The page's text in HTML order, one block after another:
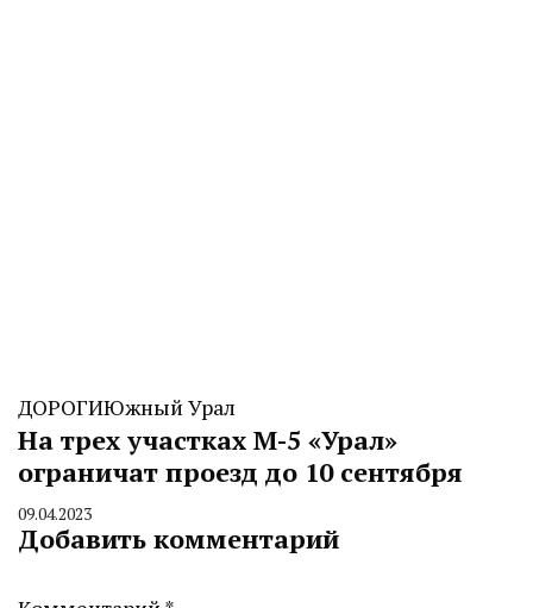
ДОРОГИЮжный Урал
На трех участках М-5 «Урал»
ограничат проезд до 10 сентября
By
CHELINDUSTRY
09.04.2023
Добавить комментарий